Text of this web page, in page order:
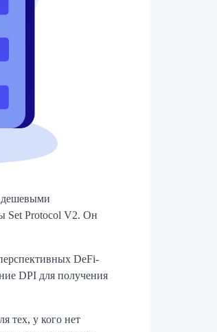
дешевыми
Set Protocol V2. Он
DeFi-
DPI для получения
тех, у кого нет